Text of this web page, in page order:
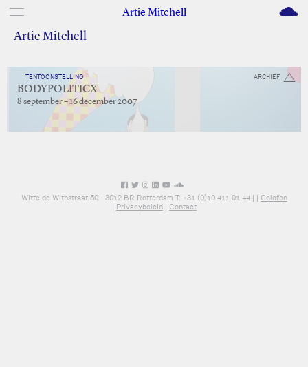
Artie Mitchell M
Artie Mitchell
ARCHIEF
TENTOONSTELLING
BODYPOLITICX
8 september – 16 december 2007
Witte de Withstraat 50 - 3012 BR Rotterdam T: +31 (0)10 411 01 44 | | Colofon
| Privacybeleid| Contact